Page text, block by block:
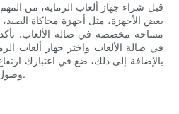
قبل شراء جهاز ألعاب الرماية، من
بعض الأجهزة، مثل أجهزة محاكاة
مساحة مخصصة في صالة الألعاب.
في صالة الألعاب واختر جهاز ألعاب
بالإضافة إلى ذلك، ضع في اعتبارك
وصول اللاعبين من جميع الأعمار إليه.